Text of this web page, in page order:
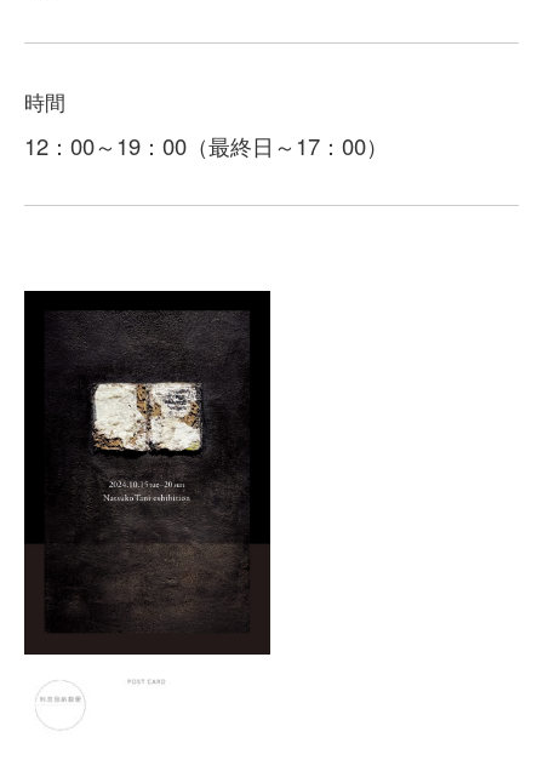
時間
12：00～19：00（最終日～17：00）